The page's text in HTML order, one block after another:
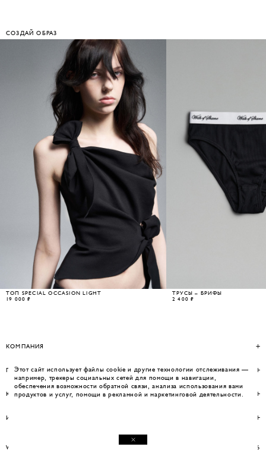
СОЗДАЙ ОБРАЗ
ТОП SPECIAL OCCASION LIGHT
19 000 ₽
ТРУСЫ – БРИФЫ
2 400 ₽
КОМПАНИЯ
ПОМОЩЬ
КОНТАКТЫ
ИНФОРМАЦИЯ
WEBSITE BY UMWELT © WOS 2026
Этот сайт использует файлы cookie и другие технологии отслеживания —
например, трекеры социальных сетей для помощи в навигации,
обеспечения возможности обратной связи, анализа использования вами
продуктов и услуг, помощи в рекламной и маркетинговой деятельности.